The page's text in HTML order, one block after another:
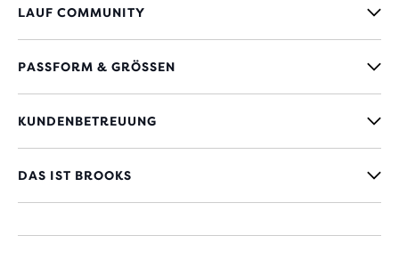
LAUF COMMUNITY
PASSFORM & GRÖSSEN
KUNDENBETREUUNG
DAS IST BROOKS